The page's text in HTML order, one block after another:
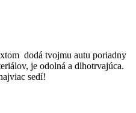
dodá tvojmu autu poriadny
je odolná a dlhotrvajúca.
sedí!